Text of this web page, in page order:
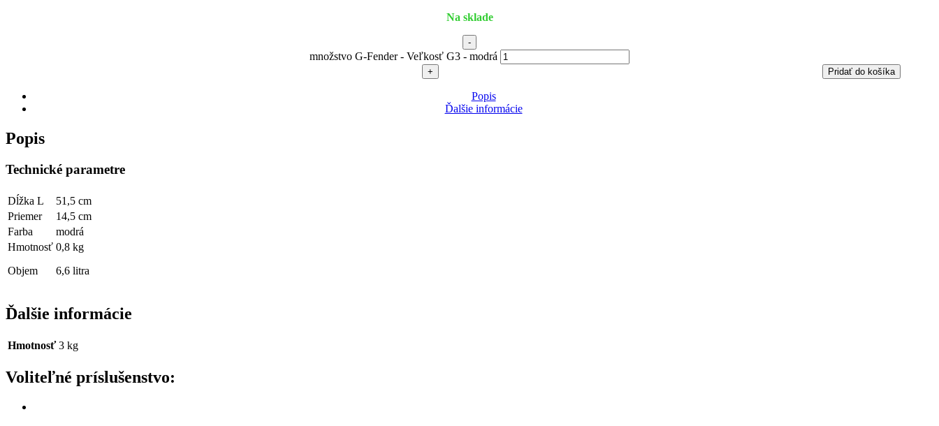
Na sklade
-
množstvo G-Fender - Veľkosť G3 - modrá
+ Pridať do košíka
Popis
Ďalšie informácie
Popis
Technické parametre
Dĺžka L
51,5 cm
Priemer
14,5 cm
Farba
modrá
Hmotnosť
Objem
0,8 kg
6,6 litra
Ďalšie informácie
Hmotnosť 3 kg